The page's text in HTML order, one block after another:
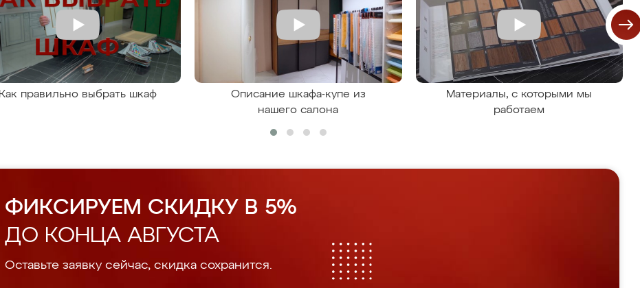
Как правильно выбрать шкаф
Описание шкафа-купе из
нашего салона
Материалы, с которыми мы
работаем
ФИКСИРУЕМ СКИДКУ В 5%
ДО КОНЦА АВГУСТА
Оставьте заявку сейчас, скидка сохранится.